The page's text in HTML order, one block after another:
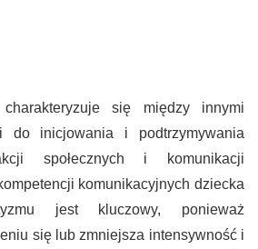
się między innymi
do inicjowania i podtrzymywania
społecznych i komunikacji
komunikacyjnych dziecka
jest kluczowy, ponieważ
się lub zmniejsza intensywność i